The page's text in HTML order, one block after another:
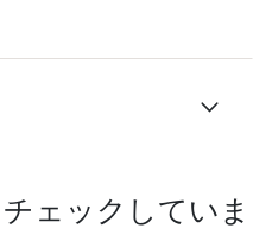
ェックしていま